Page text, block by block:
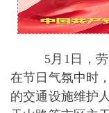
5月1日，劳动
在节日气氛中时
的交通设施维护